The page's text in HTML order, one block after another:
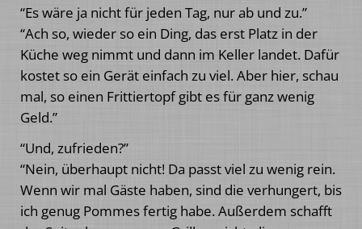
“Es wäre ja nicht für jeden Tag, nur ab und zu.”
“Ach so, wieder so ein Ding, das erst Platz in der
Küche weg nimmt und dann im Keller landet. Dafür
kostet so ein Gerät einfach zu viel. Aber hier, schau
mal, so einen Frittiertopf gibt es für ganz wenig
Geld.”
“Und, zufrieden?”
“Nein, überhaupt nicht! Da passt viel zu wenig rein.
Wenn wir mal Gäste haben, sind die verhungert, bis
ich genug Pommes fertig habe. Außerdem schafft